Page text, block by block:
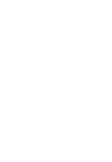
helfen, diese Website